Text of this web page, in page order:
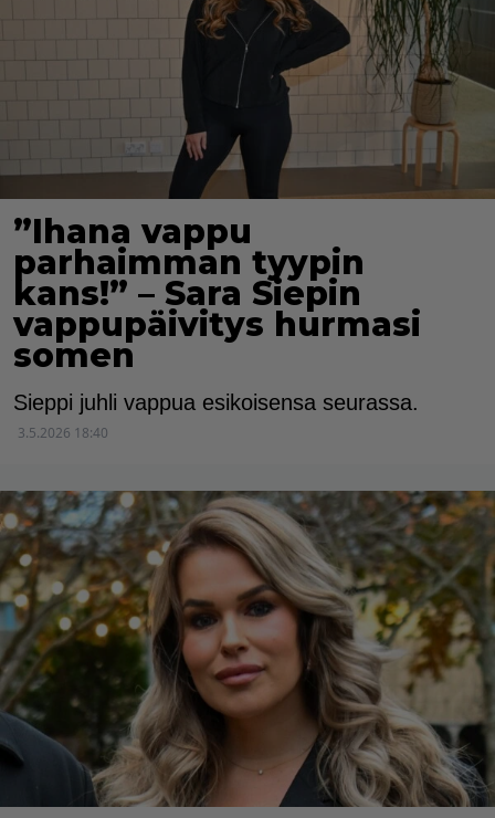
”Ihana vappu
parhaimman tyypin
kans!” – Sara Siepin
vappupäivitys hurmasi
somen
Sieppi juhli vappua esikoisensa seurassa.
3.5.2026 18:40